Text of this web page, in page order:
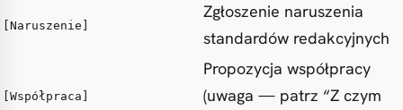
[Naruszenie]
Zgłoszenie naruszenia
standardów redakcyjnych
[Współpraca]
Propozycja współpracy
(uwaga — patrz “Z czym